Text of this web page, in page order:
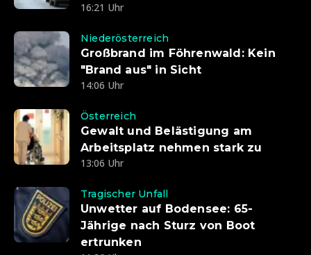
16:21 Uhr
Niederösterreich
Großbrand im Föhrenwald: Kein
"Brand aus" in Sicht
14:06 Uhr
Österreich
Gewalt und Belästigung am
Arbeitsplatz nehmen stark zu
13:06 Uhr
Tragischer Unfall
Unwetter auf Bodensee: 65-
Jährige nach Sturz von Boot
ertrunken